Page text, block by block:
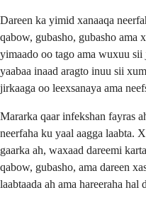
Dareen ka yimid xanaaqa
qabow, gubasho, gubasho ama
yimaado oo tago ama wuxuu sii
yaabaa inaad aragto inuu sii
jirkaaga oo leexsanaya ama
Mararka qaar infekshan fayras
neerfaha ku yaal aagga laabta.
gaarka ah, waxaad dareemi
qabow, gubasho, ama dareen
laabtaada ah ama hareeraha hal